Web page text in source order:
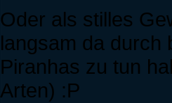
Oder als stilles
langsam da durch
Piranhas zu tun
Arten) :P